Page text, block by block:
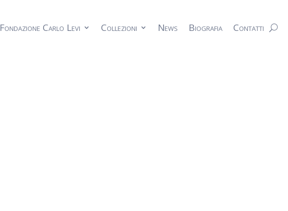
Fondazione Carlo Levi Collezioni News Biografia Contatti